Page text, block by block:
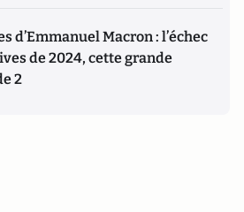
d’Emmanuel Macron : l’échec
de 2024, cette grande
2